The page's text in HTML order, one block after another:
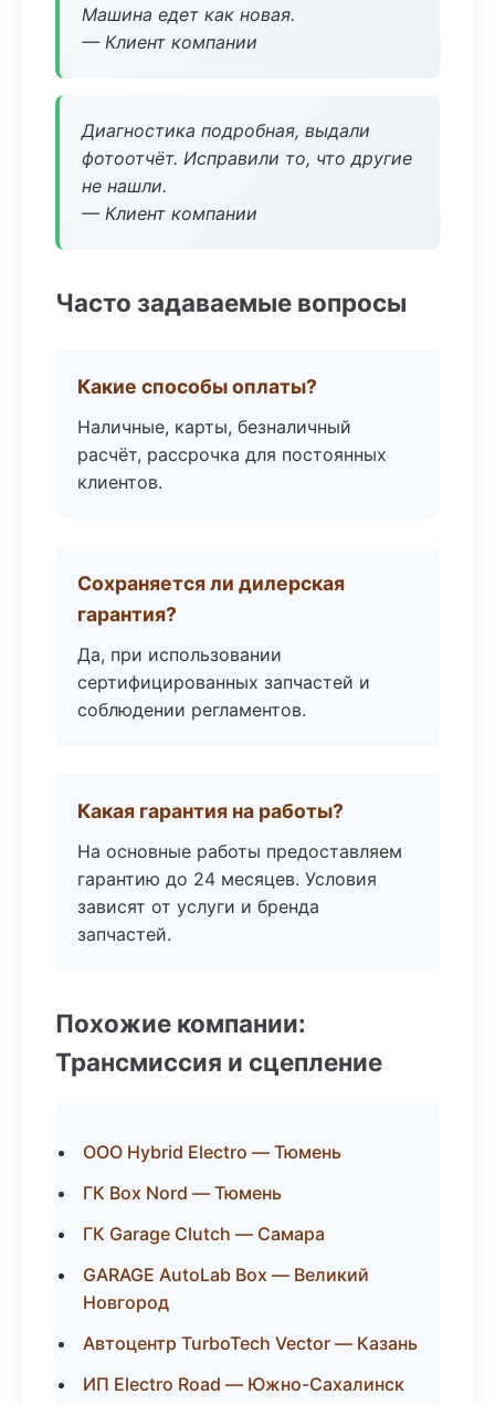
Машина едет как новая.
— Клиент компании
Диагностика подробная, выдали
фотоотчёт. Исправили то, что другие
не нашли.
— Клиент компании
Часто задаваемые вопросы
Какие способы оплаты?
Наличные, карты, безналичный
расчёт, рассрочка для постоянных
клиентов.
Сохраняется ли дилерская
гарантия?
Да, при использовании
сертифицированных запчастей и
соблюдении регламентов.
Какая гарантия на работы?
На основные работы предоставляем
гарантию до 24 месяцев. Условия
зависят от услуги и бренда
запчастей.
Похожие компании:
Трансмиссия и сцепление
ООО Hybrid Electro — Тюмень
ГК Box Nord — Тюмень
ГК Garage Clutch — Самара
GARAGE AutoLab Box — Великий
Новгород
Автоцентр TurboTech Vector — Казань
ИП Electro Road — Южно-Сахалинск